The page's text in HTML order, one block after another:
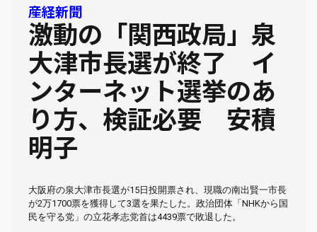
産経新聞
激動の「関西政局」泉
大津市長選が終了 イ
ンターネット選挙のあ
り方、検証必要 安積
明子
大阪府の泉大津市長選が15日投開票され、現職の南出賢一市長
が2万1700票を獲得して3選を果たした。政治団体「NHKから国
民を守る党」の立花孝志党首は4439票で敗退した。